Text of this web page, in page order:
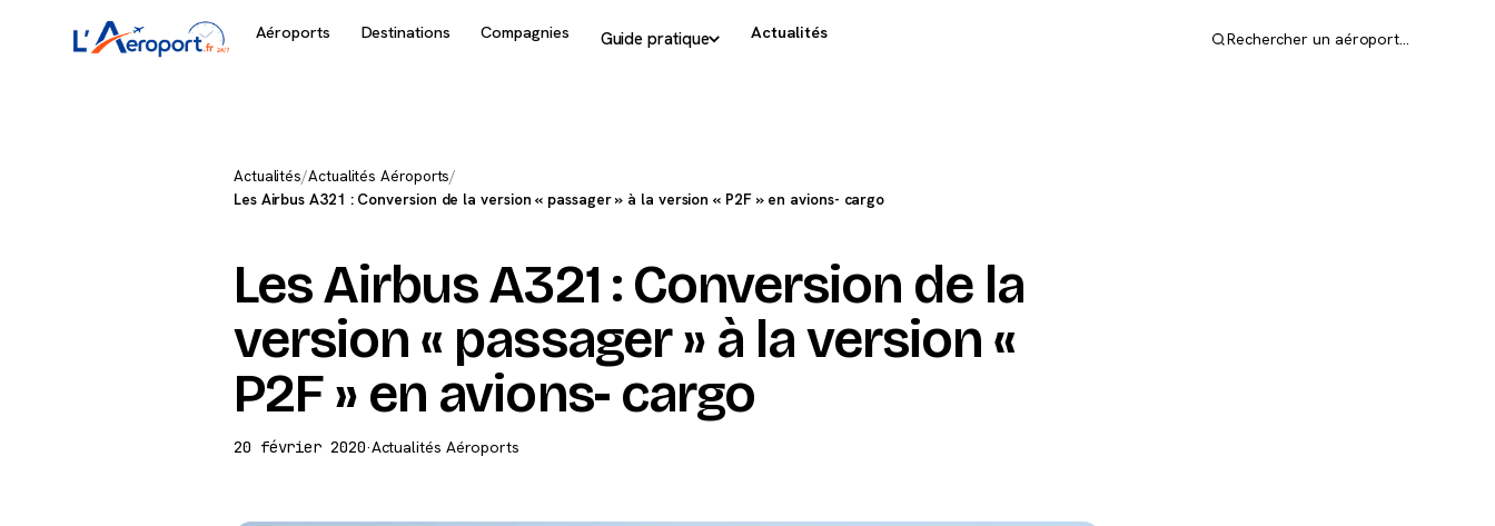
Aéroports Destinations Compagnies Guide pratique Actualités Rechercher un aéroport…
Actualités/Actualités Aéroports/
Les Airbus A321 : Conversion de la version « passager » à la version « P2F » en avions- cargo
Les Airbus A321 : Conversion de la
version « passager » à la version «
P2F » en avions- cargo
20 février 2020·Actualités Aéroports